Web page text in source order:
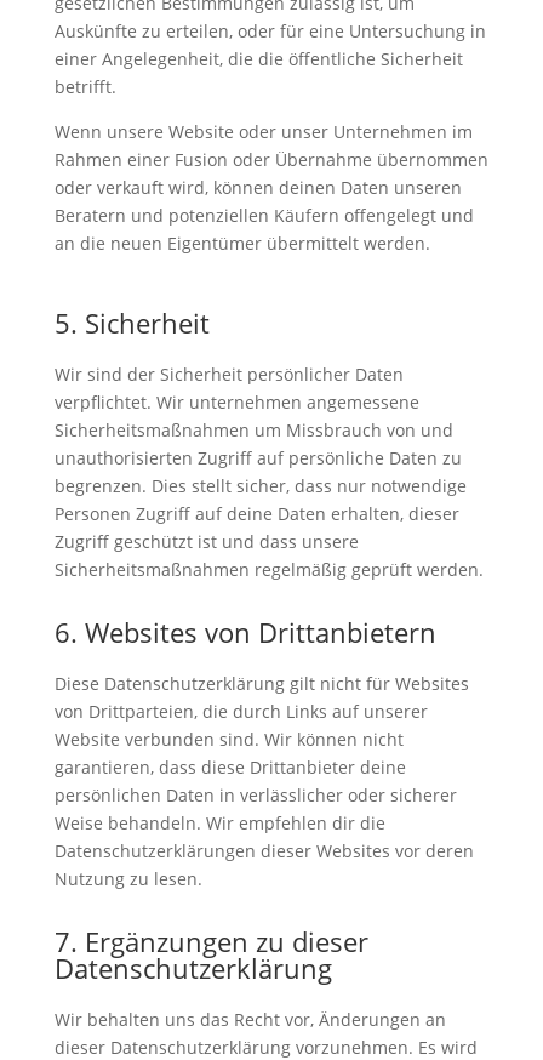
Auskünfte zu erteilen, oder für eine Untersuchung in
einer Angelegenheit, die die öffentliche Sicherheit
betrifft.
Wenn unsere Website oder unser Unternehmen im
Rahmen einer Fusion oder Übernahme übernommen
oder verkauft wird, können deinen Daten unseren
Beratern und potenziellen Käufern offengelegt und
an die neuen Eigentümer übermittelt werden.
5. Sicherheit
Wir sind der Sicherheit persönlicher Daten
verpflichtet. Wir unternehmen angemessene
Sicherheitsmaßnahmen um Missbrauch von und
unauthorisierten Zugriff auf persönliche Daten zu
begrenzen. Dies stellt sicher, dass nur notwendige
Personen Zugriff auf deine Daten erhalten, dieser
Zugriff geschützt ist und dass unsere
Sicherheitsmaßnahmen regelmäßig geprüft werden.
6. Websites von Drittanbietern
Diese Datenschutzerklärung gilt nicht für Websites
von Drittparteien, die durch Links auf unserer
Website verbunden sind. Wir können nicht
garantieren, dass diese Drittanbieter deine
persönlichen Daten in verlässlicher oder sicherer
Weise behandeln. Wir empfehlen dir die
Datenschutzerklärungen dieser Websites vor deren
Nutzung zu lesen.
7. Ergänzungen zu dieser
Datenschutzerklärung
Wir behalten uns das Recht vor, Änderungen an
dieser Datenschutzerklärung vorzunehmen. Es wird